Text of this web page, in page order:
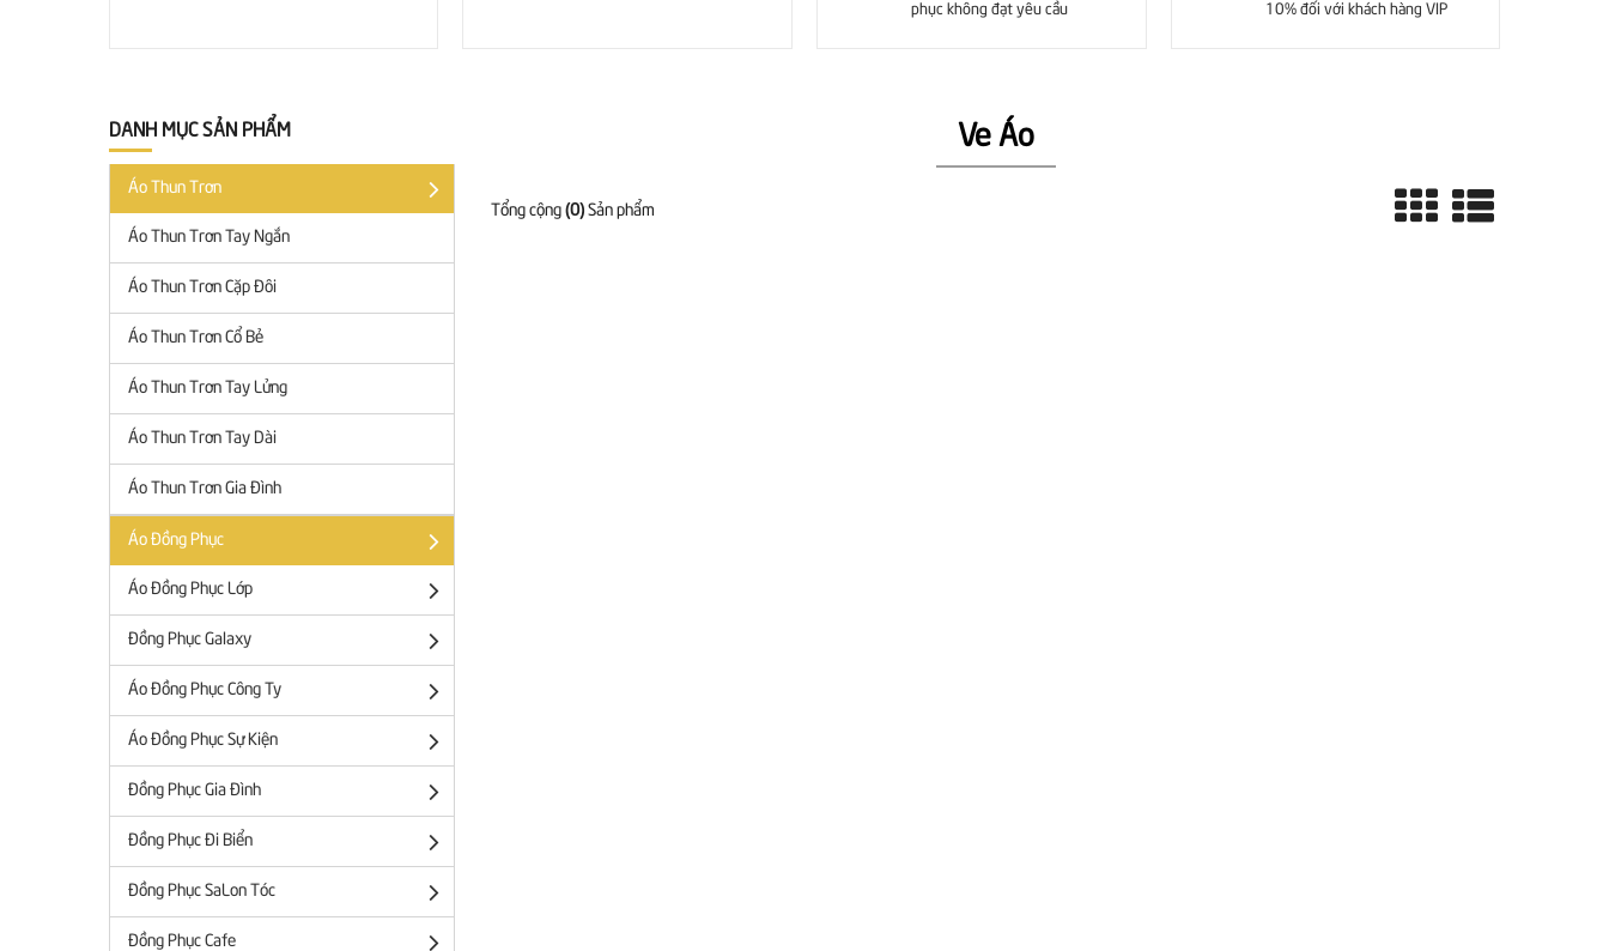
phục không đạt yêu cầu
10% đối với khách hàng VIP
DANH MỤC SẢN PHẨM
Áo Thun Trơn
Áo Thun Trơn Tay Ngắn
Áo Thun Trơn Cặp Đôi
Áo Thun Trơn Cổ Bẻ
Áo Thun Trơn Tay Lửng
Áo Thun Trơn Tay Dài
Áo Thun Trơn Gia Đình
Áo Đồng Phục
Áo Đồng Phục Lớp
Đồng Phục Galaxy
Áo Đồng Phục Công Ty
Áo Đồng Phục Sự Kiện
Đồng Phục Gia Đình
Đồng Phục Đi Biển
Đồng Phục SaLon Tóc
Đồng Phục Cafe
Ve Áo
Tổng cộng (0)Sản phẩm